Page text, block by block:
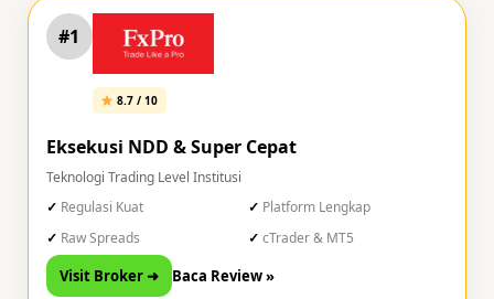
#1
8.7 / 10
Eksekusi NDD & Super Cepat
Teknologi Trading Level Institusi
Regulasi Kuat
Platform Lengkap
Raw Spreads
cTrader & MT5
Visit Broker ➜ Baca Review »